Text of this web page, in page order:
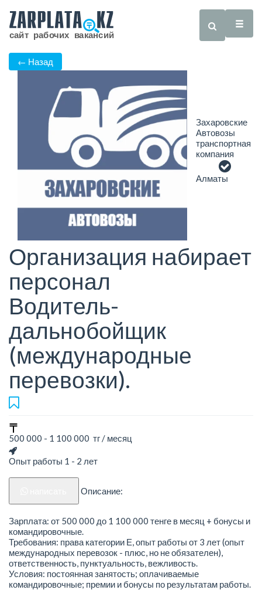
← Назад
Захаровские
Автовозы
транспортная
компания
Алматы
Организация набирает
персонал
Водитель-
дальнобойщик
(международные
перевозки).
500 000 - 1 100 000 тг / месяц
Опыт работы 1 - 2 лет
Описание:
Зарплата: от 500 000 до 1 100 000 тенге в месяц + бонусы и
командировочные.
Требования: права категории Е, опыт работы от 3 лет (опыт
международных перевозок - плюс, но не обязателен),
ответственность, пунктуальность, вежливость.
Условия: постоянная занятость; оплачиваемые
командировочные; премии и бонусы по результатам работы.